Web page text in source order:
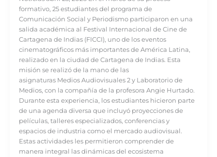
formativo, 25 estudiantes del programa de
Comunicación Social y Periodismo participaron en una
salida académica al Festival Internacional de Cine de
Cartagena de Indias (FICCI), uno de los eventos
cinematográficos más importantes de América Latina,
realizado en la ciudad de Cartagena de Indias. Esta
misión se realizó de la mano de las
asignaturas Medios Audiovisuales 2 y Laboratorio de
Medios, con la compañía de la profesora Angie Hurtado.
Durante esta experiencia, los estudiantes hicieron parte
de una agenda diversa que incluyó proyecciones de
películas, talleres especializados, conferencias y
espacios de industria como el mercado audiovisual.
Estas actividades les permitieron comprender de
manera integral las dinámicas del ecosistema